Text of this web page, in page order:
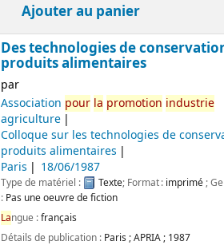
Ajouter au panier
Des technologies de
produits alimentaires
par
Association pour la promotion industrie
agriculture
Colloque sur les technologies de
produits alimentaires
Paris
18/06/1987
Type de matériel : Texte; Format : imprimé ;
: Pas une oeuvre de fiction
Langue :français
Détails de publication : Paris ;APRIA; 1987